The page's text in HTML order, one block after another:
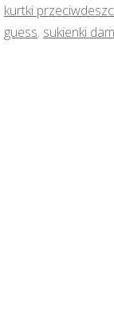
kurtki
guess, sukienki